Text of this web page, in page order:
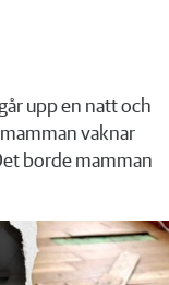
upp en natt och
vaknar
borde mamman